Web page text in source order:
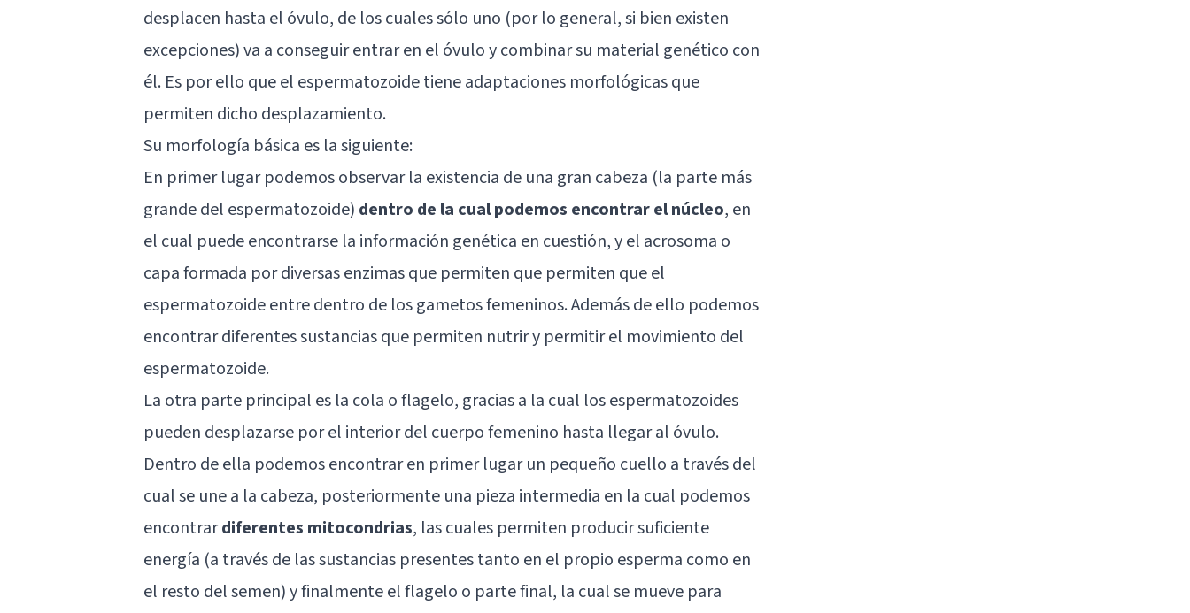
desplacen hasta el óvulo, de los cuales sólo uno (por lo general, si bien existen
excepciones) va a conseguir entrar en el óvulo y combinar su material genético con
él. Es por ello que el espermatozoide tiene adaptaciones morfológicas que
permiten dicho desplazamiento.
Su morfología básica es la siguiente:
En primer lugar podemos observar la existencia de una gran cabeza (la parte más
grande del espermatozoide) dentro de la cual podemos encontrar el núcleo, en
el cual puede encontrarse la información genética en cuestión, y el acrosoma o
capa formada por diversas enzimas que permiten que permiten que el
espermatozoide entre dentro de los gametos femeninos. Además de ello podemos
encontrar diferentes sustancias que permiten nutrir y permitir el movimiento del
espermatozoide.
La otra parte principal es la cola o flagelo, gracias a la cual los espermatozoides
pueden desplazarse por el interior del cuerpo femenino hasta llegar al óvulo.
Dentro de ella podemos encontrar en primer lugar un pequeño cuello a través del
cual se une a la cabeza, posteriormente una pieza intermedia en la cual podemos
encontrardiferentes mitocondrias, las cuales permiten producir suficiente
energía (a través de las sustancias presentes tanto en el propio esperma como en
el resto del semen) y finalmente el flagelo o parte final, la cual se mueve para